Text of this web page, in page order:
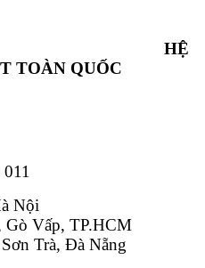
HỆ
TOÀN QUỐC
Nội
Minh
Đình, Hà Nội
Gò Vấp, TP.HCM
Trà, Đà Nẵng